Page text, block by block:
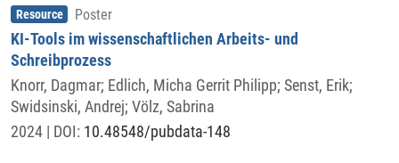
Item type
Resource , Poster
KI-Tools im wissenschaftlichen Arbeits- und
Schreibprozess
Knorr, Dagmar; Edlich, Micha Gerrit Philipp; Senst, Erik;
Swidsinski, Andrej; Völz, Sabrina
2024 | DOI: 10.48548/pubdata-148